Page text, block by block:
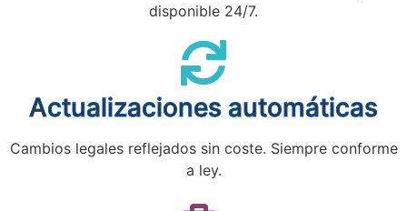
disponible 24/7.
Actualizaciones automáticas
Cambios legales reflejados sin coste. Siempre conforme
a ley.